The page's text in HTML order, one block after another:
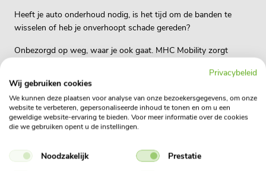
Heeft je auto onderhoud nodig, is het tijd om de banden te
wisselen of heb je onverhoopt schade gereden?
Onbezorgd op weg, waar je ook gaat. MHC Mobility zorgt
periodiek onderhoud nodig. Ook kan het natuurlijk voorkomen
dat je een keer schade rijdt. Om je snel weer op weg te helpen
hebben wij hieronder op een rijtje gezet waar je terecht kunt.
Privacybeleid
Wij gebruiken cookies
We kunnen deze plaatsen voor analyse van onze bezoekersgegevens, om onze
website te verbeteren, gepersonaliseerde inhoud te tonen en om u een
geweldige website-ervaring te bieden. Voor meer informatie over de cookies
die we gebruiken opent u de instellingen.
Noodzakelijk
Prestatie